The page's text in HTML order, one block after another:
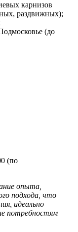
карнизов
раздвижных);
(до
(по
опыта,
подхода, что
идеально
потребностям